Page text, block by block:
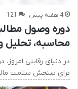
4 هفته پیش 121
دوره وصول
محاسبه، تحلیل
در دنیای رقابتی
برای سنجش سلامت